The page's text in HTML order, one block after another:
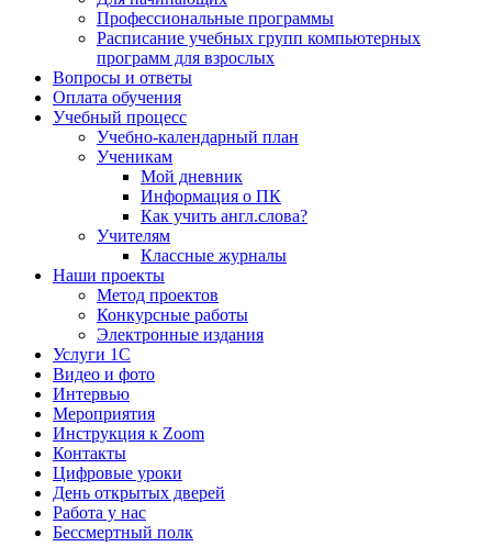
Профессиональные программы
Расписание учебных групп компьютерных
программ для взрослых
Вопросы и ответы
Оплата обучения
Учебный процесс
Учебно-календарный план
Ученикам
Мой дневник
Информация о ПК
Как учить англ.слова?
Учителям
Классные журналы
Наши проекты
Метод проектов
Конкурсные работы
Электронные издания
Услуги 1C
Видео и фото
Интервью
Мероприятия
Инструкция к Zoom
Контакты
Цифровые уроки
День открытых дверей
Работа у нас
Бессмертный полк